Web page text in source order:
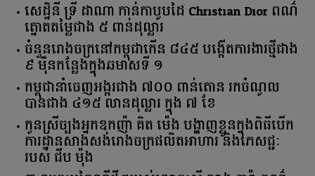
សេដ្ឋិនី ទ្រី ដាណា កាន់កាបូបដៃ Christian Dior ពណ៌
ត្នោតតម្លៃជាង ៥ ពាន់ដុល្លារ
ចំនួន​រោងចក្រ​នៅ​កម្ពុជា​កើន​ ​៨៤៥​ ​បង្កើត​ការងារ​ថ្មី​ជាង​
​៩​ ​ម៉ឺន​កន្លែង​ក្នុង​ឆមាស​ទី ​១​
កម្ពុជានាំចេញអង្ករជាង ៧០០ ពាន់តោន រកចំណូល
បានជាង ៤១៥ លានដុល្លារ ក្នុង ៧ ខែ
កូនស្រីច្បងអ្នកឧកញ៉ា គិត ម៉េង បង្ហាញខ្លួនក្នុងពិធីបើក
ការដ្ឋានសាងសង់រោងចក្រផលិតអាហារ និងភេសជ្ជៈ
របស់ ជីប ម៉ុង